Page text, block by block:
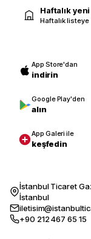
Haftalık
Haftalık listeye
App Store'dan
indirin
Google Play'den
alın
App Galeri ile
keşfedin
İstanbul Ticaret
İstanbul
+90 212 467 65 15